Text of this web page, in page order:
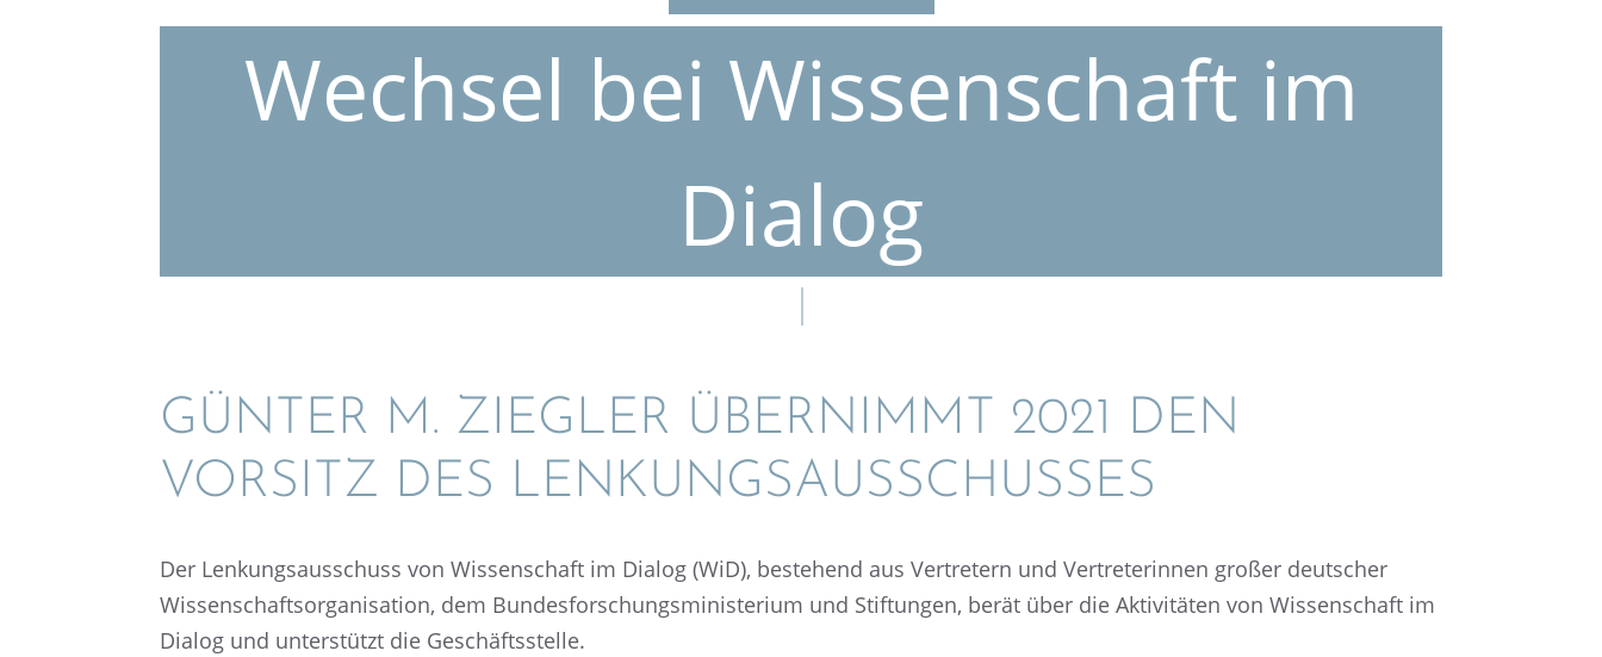
Wechsel bei Wissen­schaft im
Dialog
GÜNTER M. ZIEGLER ÜBERNIMMT 2021 DEN
VORSITZ DES LENKUNGSAUSSCHUSSES
Der Lenkungs­aus­schuss von Wissen­schaft im Dialog (WiD), bestehend aus Vertre­tern und Vertre­te­rin­nen großer deutscher
Wissen­schafts­or­ga­ni­sa­tion, dem Bundes­for­schungs­mi­nis­te­rium und Stiftun­gen, berät über die Aktivi­tä­ten von Wissen­schaft im
Dialog und unter­stützt die Geschäftsstelle.